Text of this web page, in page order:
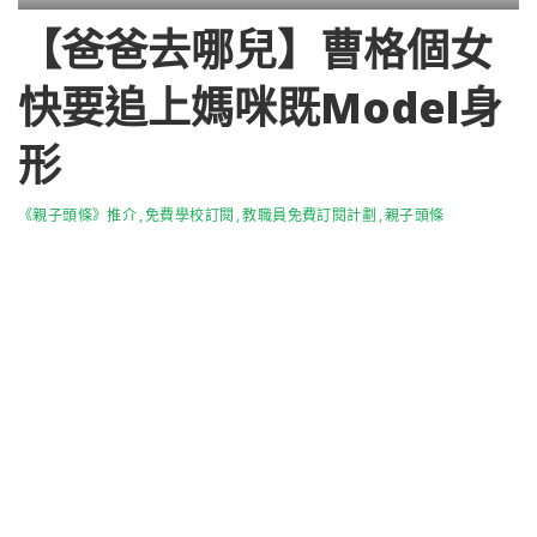
【爸爸去哪兒】曹格個女
快要追上媽咪既Model身
形
《親子頭條》推介 免費學校訂閱 教職員免費訂閱計劃 親子頭條